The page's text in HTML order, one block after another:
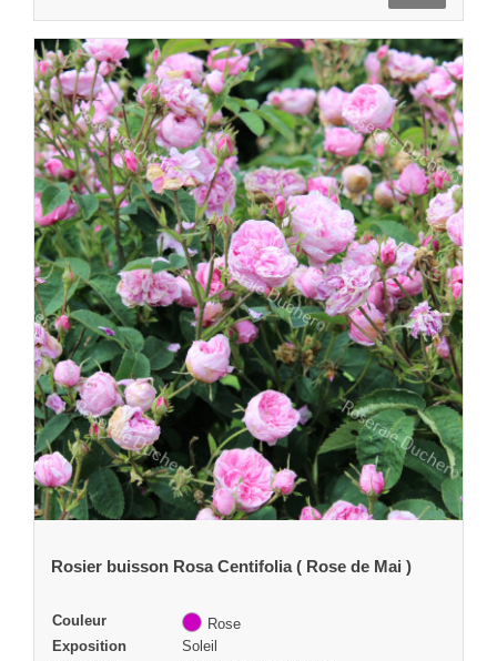
Rosier buisson Rosa Centifolia ( Rose de Mai )
Couleur
Rose
Exposition
Soleil